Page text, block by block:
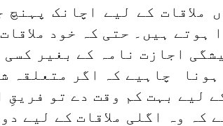
ملاقات کے لیے اچانک پہنچ
ہیں۔ حتی کہ خود
اجازت نامہ کے بغیر کسی
چاہیے کہ اگر متعلقہ
لیے بہت کم وقت دے تو فریقِ
کہ وہ اگلی ملاقات کے لیے